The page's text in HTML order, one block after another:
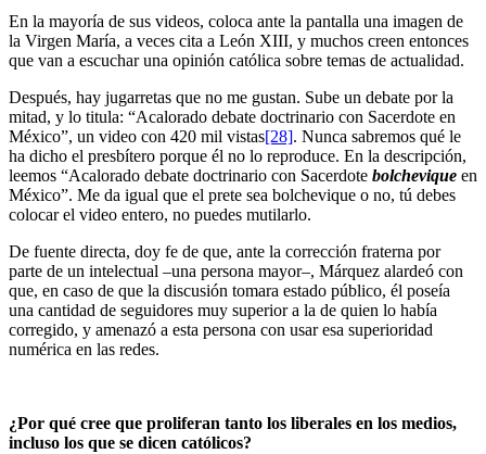
En la mayoría de sus videos, coloca ante la pantalla una imagen de
la Virgen María, a veces cita a León XIII, y muchos creen entonces
que van a escuchar una opinión católica sobre temas de actualidad.
Después, hay jugarretas que no me gustan. Sube un debate por la
mitad, y lo titula: “Acalorado debate doctrinario con Sacerdote en
México”, un video con 420 mil vistas[28]. Nunca sabremos qué le
ha dicho el presbítero porque él no lo reproduce. En la descripción,
leemos “Acalorado debate doctrinario con Sacerdote bolchevique en
México”. Me da igual que el prete sea bolchevique o no, tú debes
colocar el video entero, no puedes mutilarlo.
De fuente directa, doy fe de que, ante la corrección fraterna por
parte de un intelectual –una persona mayor–, Márquez alardeó con
que, en caso de que la discusión tomara estado público, él poseía
una cantidad de seguidores muy superior a la de quien lo había
corregido, y amenazó a esta persona con usar esa superioridad
numérica en las redes.
¿Por qué cree que proliferan tanto los liberales en los medios,
incluso los que se dicen católicos?